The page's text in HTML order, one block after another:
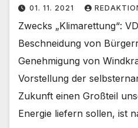
01. 11. 2021
Zwecks „Klimarettung“:
Beschneidung von
Genehmigung von
Vorstellung der
Zukunft einen Großteil
Energie liefern sollen, ist